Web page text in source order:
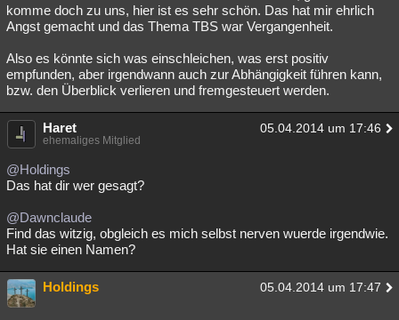
komme doch zu uns, hier ist es sehr schön. Das hat mir ehrlich
Angst gemacht und das Thema TBS war Vergangenheit.
Also es könnte sich was einschleichen, was erst positiv
empfunden, aber irgendwann auch zur Abhängigkeit führen kann,
bzw. den Überblick verlieren und fremgesteuert werden.
Haret 05.04.2014 um 17:46
ehemaliges Mitglied
@Holdings
Das hat dir wer gesagt?
@Dawnclaude
Find das witzig, obgleich es mich selbst nerven wuerde irgendwie.
Hat sie einen Namen?
Holdings 05.04.2014 um 17:47